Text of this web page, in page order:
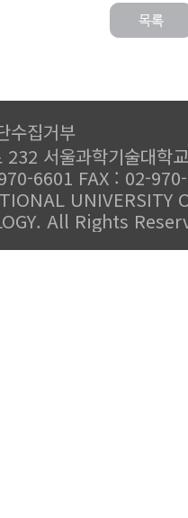
수집거부
서울과학기술대학
6601 FAX : 02-
UNIVERSITY
All Rights